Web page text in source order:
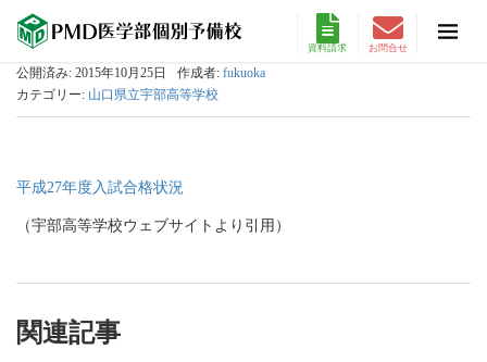
お問合せ
資料請求
公開済み: 2015年10月25日 作成者: fukuoka
カテゴリー: 山口県立宇部高等学校
平成27年度入試合格状況
（宇部高等学校ウェブサイトより引用）
関連記事